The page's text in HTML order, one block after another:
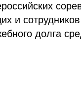
и
долга